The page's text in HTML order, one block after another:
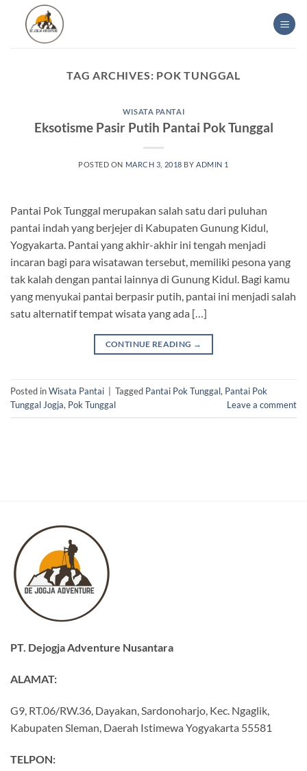
content
TAG ARCHIVES: POK TUNGGAL
WISATA PANTAI
Eksotisme Pasir Putih Pantai Pok Tunggal
POSTED ON MARCH 3, 2018 BY ADMIN 1
Pantai Pok Tunggal merupakan salah satu dari puluhan
pantai indah yang berjejer di Kabupaten Gunung Kidul,
Yogyakarta. Pantai yang akhir-akhir ini tengah menjadi
incaran bagi para wisatawan tersebut, memiliki pesona yang
tak kalah dengan pantai lainnya di Gunung Kidul. Bagi kamu
yang menyukai pantai berpasir putih, pantai ini menjadi salah
satu alternatif tempat wisata yang ada […]
CONTINUE READING →
Posted inWisata Pantai Tagged Pantai Pok Tunggal, Pantai Pok
Tunggal Jogja, Pok Tunggal Leave a comment
PT. Dejogja Adventure Nusantara
ALAMAT:
G9, RT.06/RW.36, Dayakan, Sardonoharjo, Kec. Ngaglik,
Kabupaten Sleman, Daerah Istimewa Yogyakarta 55581
TELPON: